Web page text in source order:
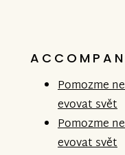
Pomozme
evovat svět
Pomozme
evovat svět